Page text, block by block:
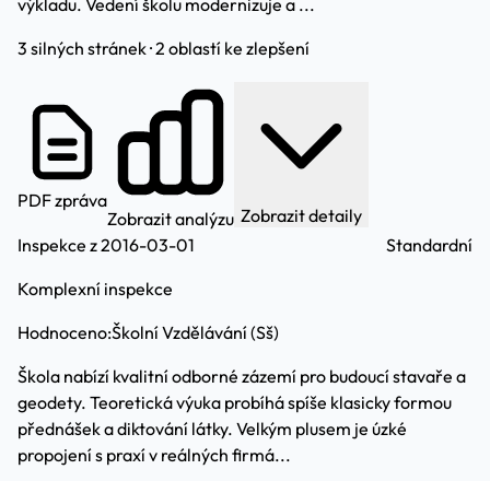
3 silných stránek · 2 oblastí ke zlepšení
PDF zpráva
Zobrazit analýzu Zobrazit detaily
Inspekce z 2016-03-01
Komplexní inspekce
Standardní
Hodnoceno:Školní Vzdělávání (Sš)
Škola nabízí kvalitní odborné zázemí pro budoucí stavaře a
geodety. Teoretická výuka probíhá spíše klasicky formou
přednášek a diktování látky. Velkým plusem je úzké
propojení s praxí v reálných firmá...